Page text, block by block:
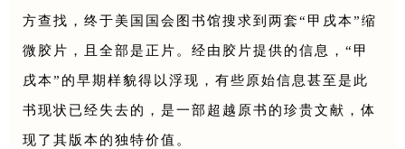
方查找，终于美国国会图书馆搜求到两套“甲戌本”缩
微胶片，且全部是正片。经由胶片提供的信息，“甲
戌本”的早期样貌得以浮现，有些原始信息甚至是此
书现状已经失去的，是一部超越原书的珍贵文献，体
现了其版本的独特价值。